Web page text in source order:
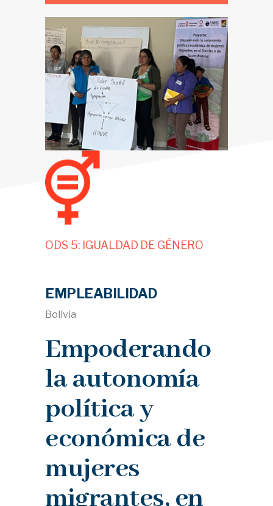
ODS 5: IGUALDAD DE GÉNERO
EMPLEABILIDAD
Bolivia
Empoderando
la autonomía
política y
económica de
mujeres
migrantes, en